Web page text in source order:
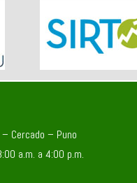
Cercado – Puno
a.m. a 4:00 p.m.